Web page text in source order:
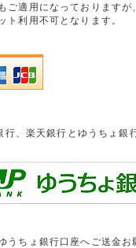
ご適用になっておりますが
ト利用不可となります。
、楽天銀行とゆうちょ銀
うちょ銀行口座へご送金お